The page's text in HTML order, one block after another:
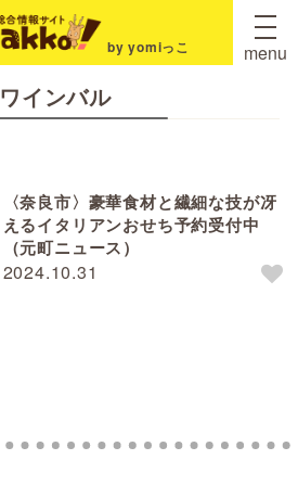
by yomiっこ menu
ワインバル
2024.10.31
〈奈良市〉豪華食材と繊細な技が冴
えるイタリアンおせち予約受付中
（元町ニュース）